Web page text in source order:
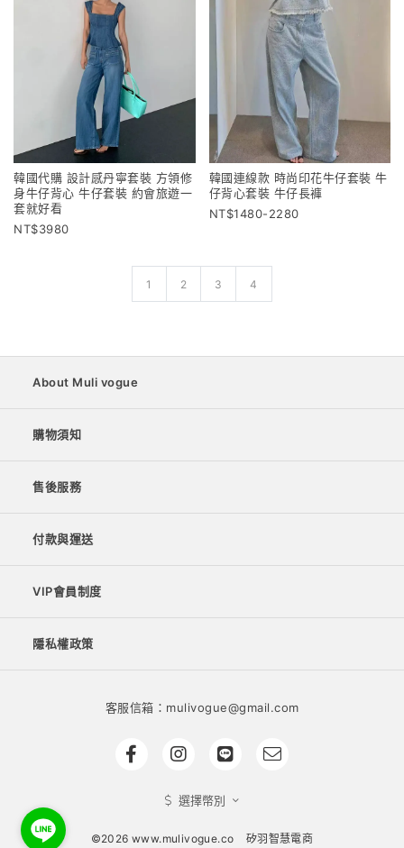
韓國代購 設計感丹寧套裝 方領修
身牛仔背心 牛仔套裝 約會旅遊一
套就好看
3980
韓國連線款 時尚印花牛仔套裝 牛
仔背心套裝 牛仔長褲
1480-2280
1 2 3 4
About Muli vogue
購物須知
售後服務
付款與運送
VIP會員制度
隱私權政策
客服信箱：mulivogue@gmail.com
選擇幣別
©2026 www.mulivogue.co 矽羽智慧電商